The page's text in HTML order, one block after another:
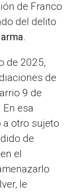
de Franco
del delito
.
de 2025,
de
9 de
esa
otro sujeto
de
el
le